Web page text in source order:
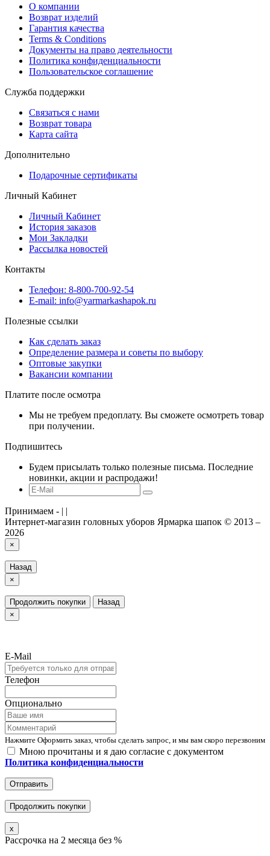
О компании
Возврат изделий
Гарантия качества
Terms & Conditions
Документы на право деятельности
Политика конфиденциальности
Пользовательское соглашение
Служба поддержки
Связаться с нами
Возврат товара
Карта сайта
Дополнительно
Подарочные сертификаты
Личный Кабинет
Личный Кабинет
История заказов
Мои Закладки
Рассылка новостей
Контакты
Телефон: 8-800-700-92-54
E-mail: info@yarmarkashapok.ru
Полезные ссылки
Как сделать заказ
Определение размера и советы по выбору
Оптовые закупки
Вакансии компании
Платите после осмотра
Мы не требуем предоплату. Вы сможете осмотреть товар
при получении.
Подпишитесь
Будем присылать только полезные письма. Последние
новинки, акции и распродажи!
Принимаем - | |
Интернет-магазин головных уборов Ярмарка шапок © 2013 –
2026
×
Назад
×
Продолжить покупки
Назад
×
E-Mail
Телефон
Опционально
Нажмите Оформить заказ, чтобы сделать запрос, и мы вам скоро перезвоним
Мною прочитаны и я даю согласие с документом
Политика конфиденциальности
Отправить
Продолжить покупки
x
Рассрочка на 2 месяца без %